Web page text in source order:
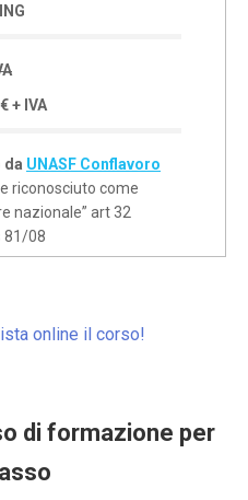
+ IVA
da UNASF Conflavoro
riconosciuto come
nazionale” art 32
81/08
online il corso!
di formazione per